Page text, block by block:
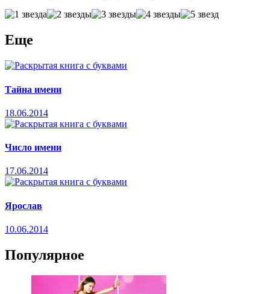
Еще
Тайна имени
18.06.2014
Число имени
17.06.2014
Ярослав
10.06.2014
Популярное